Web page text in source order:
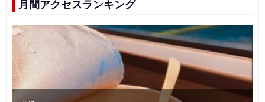
月間アクセスランキング